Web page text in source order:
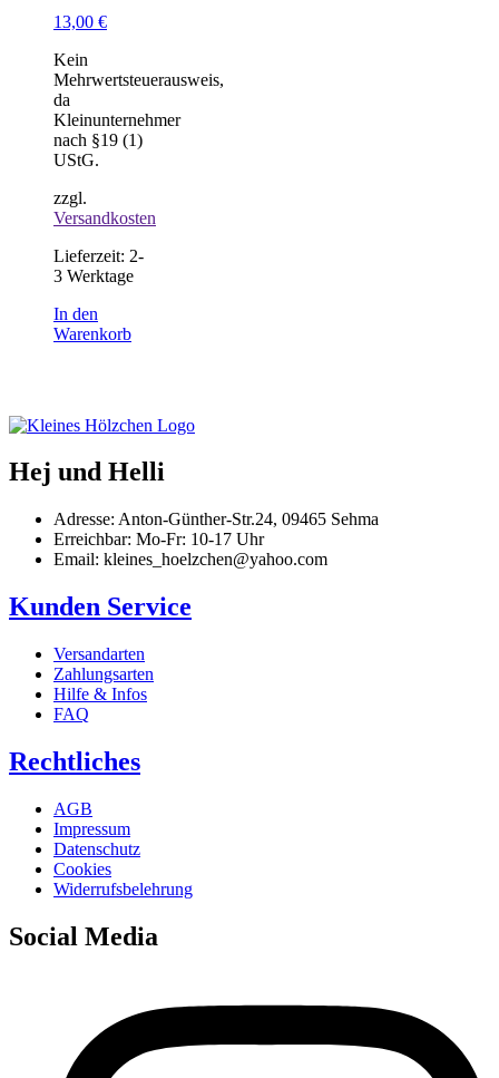
13,00 €
Kein
Mehrwertsteuerausweis,
da
Kleinunternehmer
nach §19 (1)
UStG.
zzgl.
Versandkosten
Lieferzeit: 2-
3 Werktage
In den
Warenkorb
Hej und Helli
Adresse: Anton-Günther-Str.24, 09465 Sehma
Erreichbar: Mo-Fr: 10-17 Uhr
Email: kleines_hoelzchen@yahoo.com
Kunden Service
Versandarten
Zahlungsarten
Hilfe & Infos
FAQ
Rechtliches
AGB
Impressum
Datenschutz
Cookies
Widerrufsbelehrung
Social Media